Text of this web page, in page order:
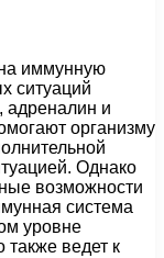
иммунную
ситуаций
адреналин и
организму
Однако
возможности
система
уровне
также ведет к